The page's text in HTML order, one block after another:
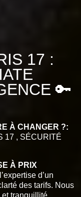
17 :
🔑
À CHANGER ?:
17 , SÉCURITÉ
À PRIX
d’un
des tarifs. Nous
et tranquillité